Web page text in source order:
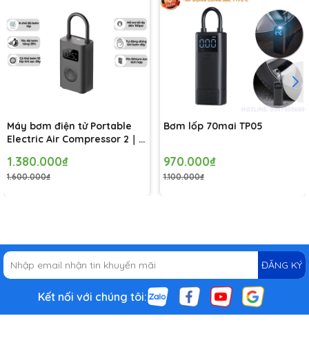
Tốc độ siêu nhanh 90 giây
Máy bơm điện tử Portable
Electric Air Compressor 2｜
áp suất số｜Nhỏ gọn, dễ
mang theo
1.380.000₫
1.600.000₫
Bơm lốp 70mai TP05
970.000₫
1.100.000₫
ĐĂNG KÝ
Kết nối với chúng tôi: